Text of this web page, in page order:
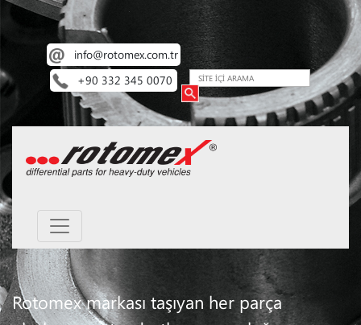
info@rotomex.com.tr
+90 332 345 0070
Rotomex markası taşıyan her parça